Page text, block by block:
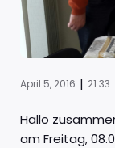
April 5, 2016 | 21:33
Hallo
am Freitag,